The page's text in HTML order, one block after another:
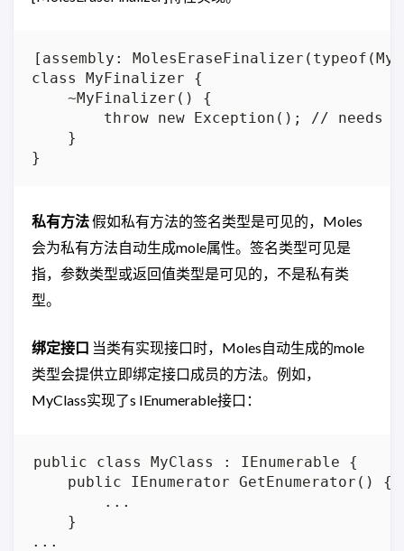
[assembly:
class MyFinalizer {
    ~MyFinalizer() {
throw new Exception(); // needs
    }
私有方法假如私有方法的签名类型是可见的，Moles
会为私有方法自动生成mole属性。签名类型可见是
指，参数类型或返回值类型是可见的，不是私有类
型。
绑定接口 当类有实现接口时，Moles自动生成的mole
类型会提供立即绑定接口成员的方法。例如，
MyClass实现了s IEnumerable接口：
public class MyClass : IEnumerable {
    public IEnumerator GetEnumerator() {
        ...
    }
...